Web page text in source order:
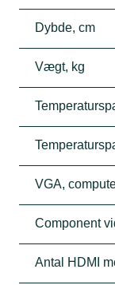
Dybde, cm
Vægt, kg
VGA,
Component
Antal HDMI